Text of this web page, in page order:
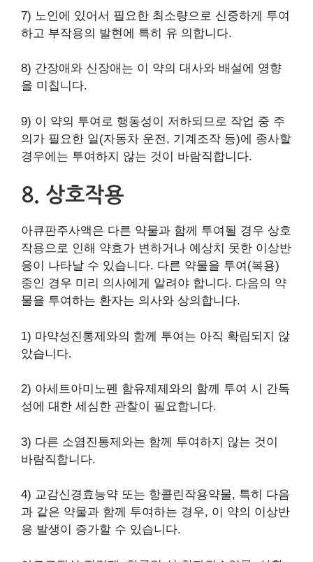
7) 노인에 있어서 필요한 최소량으로 신중하게 투여
하고 부작용의 발현에 특히 유 의합니다.
8) 간장애와 신장애는 이 약의 대사와 배설에 영향
을 미칩니다.
9) 이 약의 투여로 행동성이 저하되므로 작업 중 주
의가 필요한 일(자동차 운전, 기계조작 등)에 종사할
경우에는 투여하지 않는 것이 바람직합니다.
8. 상호작용
아큐판주사액은 다른 약물과 함께 투여될 경우 상호
작용으로 인해 약효가 변하거나 예상치 못한 이상반
응이 나타날 수 있습니다. 다른 약물을 투여(복용)
중인 경우 미리 의사에게 알려야 합니다. 다음의 약
물을 투여하는 환자는 의사와 상의합니다.
1) 마약성진통제와의 함께 투여는 아직 확립되지 않
았습니다.
2) 아세트아미노펜 함유제제와의 함께 투여 시 간독
성에 대한 세심한 관찰이 필요합니다.
3) 다른 소염진통제와는 함께 투여하지 않는 것이
바람직합니다.
4) 교감신경효능약 또는 항콜린작용약물, 특히 다음
과 같은 약물과 함께 투여하는 경우, 이 약의 이상반
응 발생이 증가할 수 있습니다.